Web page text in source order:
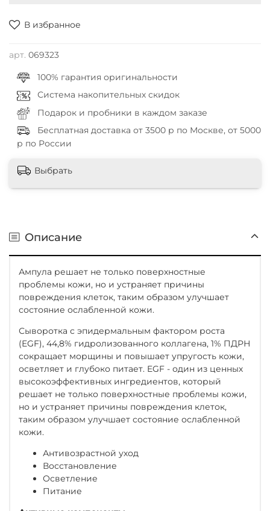
В избранное
арт. 069323
100% гарантия оригинальности
Система накопительных скидок
Подарок и пробники в каждом заказе
Бесплатная доставка от 3500 р по Москве, от 5000
р по России
Выбрать
Описание
Ампула решает не только поверхностные
проблемы кожи, но и устраняет причины
повреждения клеток, таким образом улучшает
состояние ослабленной кожи.
Сыворотка с эпидермальным фактором роста
(EGF), 44,8% гидролизованного коллагена, 1% ПДРН
сокращает морщины и повышает упругость кожи,
осветляет и глубоко питает. EGF - один из ценных
высокоэффективных ингредиентов, который
решает не только поверхностные проблемы кожи,
но и устраняет причины повреждения клеток,
таким образом улучшает состояние ослабленной
кожи.
Антивозрастной уход
Восстановление
Осветление
Питание